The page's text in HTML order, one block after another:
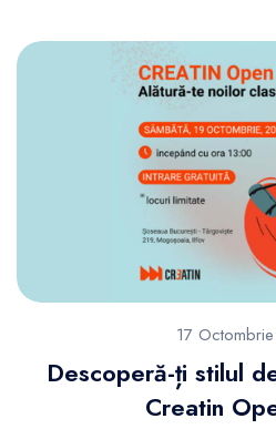
17
Descoperă-ți stilul
Creatin